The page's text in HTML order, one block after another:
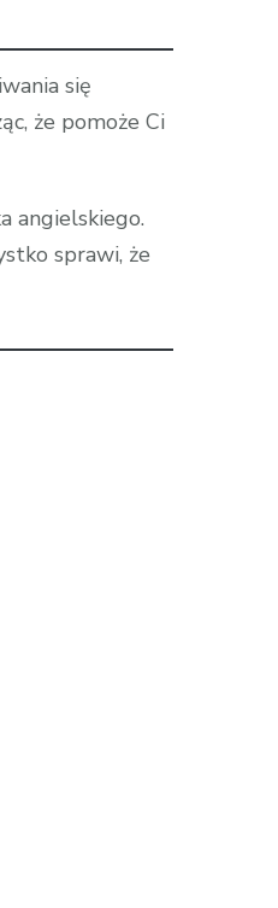
się
że pomoże Ci
angielskiego.
sprawi, że